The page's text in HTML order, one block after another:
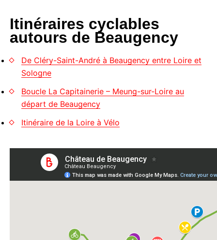
Itinéraires cyclables
autours de Beaugency
De Cléry-Saint-André à Beaugency entre Loire et
Sologne
Boucle La Capitainerie – Meung-sur-Loire au
départ de Beaugency
Itinéraire de la Loire à Vélo